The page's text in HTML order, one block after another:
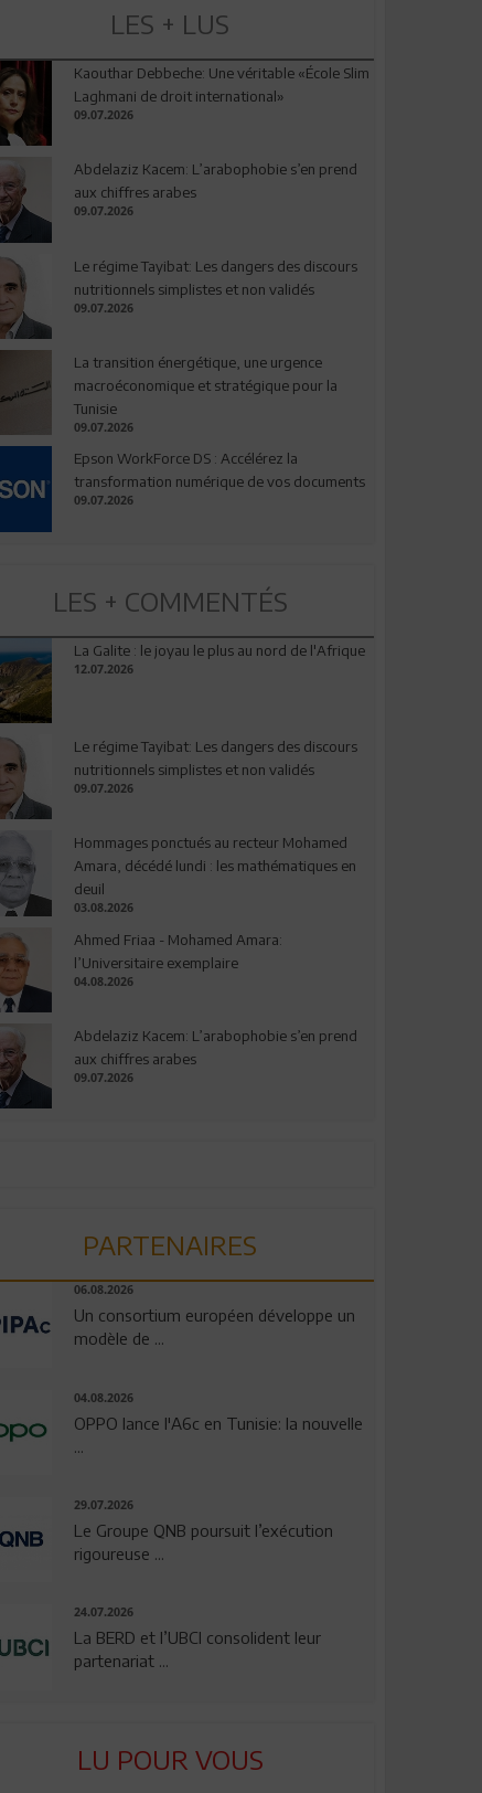
LES + LUS
Kaouthar Debbeche: Une véritable «École Slim
Laghmani de droit international»
09.07.2026
Abdelaziz Kacem: L’arabophobie s’en prend
aux chiffres arabes
09.07.2026
Le régime Tayibat: Les dangers des discours
nutritionnels simplistes et non validés
09.07.2026
La transition énergétique, une urgence
macroéconomique et stratégique pour la
Tunisie
09.07.2026
Epson WorkForce DS : Accélérez la
transformation numérique de vos documents
09.07.2026
LES + COMMENTÉS
La Galite : le joyau le plus au nord de l'Afrique
12.07.2026
Le régime Tayibat: Les dangers des discours
nutritionnels simplistes et non validés
09.07.2026
Hommages ponctués au recteur Mohamed
Amara, décédé lundi : les mathématiques en
deuil
03.08.2026
Ahmed Friaa - Mohamed Amara:
l’Universitaire exemplaire
04.08.2026
Abdelaziz Kacem: L’arabophobie s’en prend
aux chiffres arabes
09.07.2026
PARTENAIRES
06.08.2026
Un consortium européen développe un
modèle de ...
04.08.2026
OPPO lance l'A6c en Tunisie: la nouvelle
...
29.07.2026
Le Groupe QNB poursuit l’exécution
rigoureuse ...
24.07.2026
La BERD et l’UBCI consolident leur
partenariat ...
LU POUR VOUS